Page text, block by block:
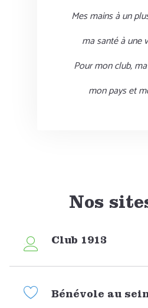
Mes mains à un
ma santé à une
Pour mon club,
mon pays et
Nos
Club 1913
Bénévole au